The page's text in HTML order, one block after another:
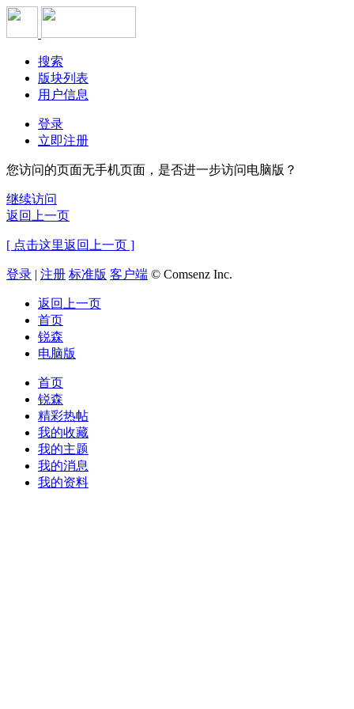
搜索
版块列表
用户信息
登录
立即注册
您访问的页面无手机页面，是否进一步访问电脑版？
继续访问
返回上一页
[ 点击这里返回上一页 ]
登录 | 注册 标准版 客户端 © Comsenz Inc.
返回上一页
首页
锐森
电脑版
首页
锐森
精彩热帖
我的收藏
我的主题
我的消息
我的资料